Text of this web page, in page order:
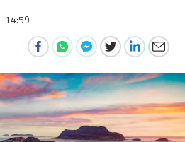
14:59